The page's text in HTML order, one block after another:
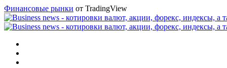
Финансовые рынки от TradingView